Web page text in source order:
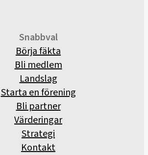
Snabbval
Börja fäkta
Bli medlem
Landslag
Starta en förening
Bli partner
Värderingar
Strategi
Kontakt